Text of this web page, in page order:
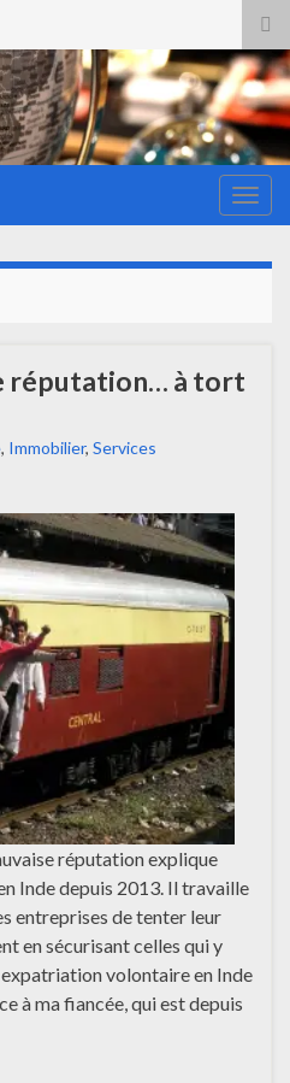
réputation… à tort
, Immobilier, Services
réputation explique
Inde depuis 2013. Il travaille
entreprises de tenter leur
en sécurisant celles qui y
volontaire en Inde
à ma fiancée, qui est depuis